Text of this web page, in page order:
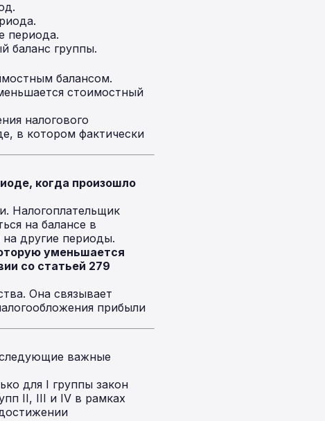
периода.
баланс группы.
балансом.
стоимостный
налогового
в котором фактически
когда произошло
Налогоплательщик
на балансе в
на другие периоды.
уменьшается
со статьей 279
Она связывает
прибыли
важные
для I группы закон
II, III и IV в рамках